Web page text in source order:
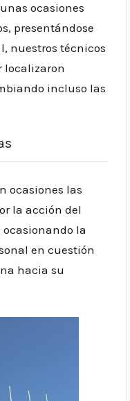
ocasiones
presentándose
nuestros técnicos
localizaron
incluso las
ocasiones las
la acción del
la
en cuestión
hacia su